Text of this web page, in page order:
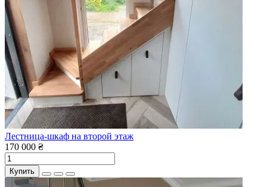
Лестница-шкаф на второй этаж
170 000 ₴
Купить